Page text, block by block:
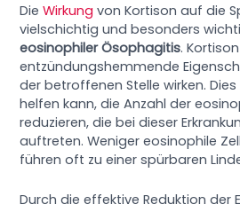
DieWirkung von Kortison auf die
vielschichtig und besonders
eosinophiler Ösophagitis.
entzündungshemmende
der betroffenen Stelle wirken.
helfen kann, die Anzahl der
reduzieren, die bei dieser
auftreten. Weniger eosinophile
führen oft zu einer spürbaren
Durch die effektive Reduktion der